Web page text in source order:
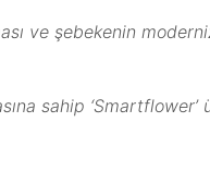
ve şebekenin
sahip